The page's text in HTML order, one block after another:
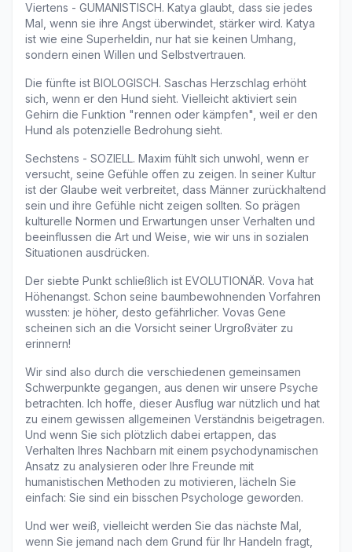
Viertens - GUMANISTISCH. Katya glaubt, dass sie jedes
Mal, wenn sie ihre Angst überwindet, stärker wird. Katya
ist wie eine Superheldin, nur hat sie keinen Umhang,
sondern einen Willen und Selbstvertrauen.
Die fünfte ist BIOLOGISCH. Saschas Herzschlag erhöht
sich, wenn er den Hund sieht. Vielleicht aktiviert sein
Gehirn die Funktion "rennen oder kämpfen", weil er den
Hund als potenzielle Bedrohung sieht.
Sechstens - SOZIELL. Maxim fühlt sich unwohl, wenn er
versucht, seine Gefühle offen zu zeigen. In seiner Kultur
ist der Glaube weit verbreitet, dass Männer zurückhaltend
sein und ihre Gefühle nicht zeigen sollten. So prägen
kulturelle Normen und Erwartungen unser Verhalten und
beeinflussen die Art und Weise, wie wir uns in sozialen
Situationen ausdrücken.
Der siebte Punkt schließlich ist EVOLUTIONÄR. Vova hat
Höhenangst. Schon seine baumbewohnenden Vorfahren
wussten: je höher, desto gefährlicher. Vovas Gene
scheinen sich an die Vorsicht seiner Urgroßväter zu
erinnern!
Wir sind also durch die verschiedenen gemeinsamen
Schwerpunkte gegangen, aus denen wir unsere Psyche
betrachten. Ich hoffe, dieser Ausflug war nützlich und hat
zu einem gewissen allgemeinen Verständnis beigetragen.
Und wenn Sie sich plötzlich dabei ertappen, das
Verhalten Ihres Nachbarn mit einem psychodynamischen
Ansatz zu analysieren oder Ihre Freunde mit
humanistischen Methoden zu motivieren, lächeln Sie
einfach: Sie sind ein bisschen Psychologe geworden.
Und wer weiß, vielleicht werden Sie das nächste Mal,
wenn Sie jemand nach dem Grund für Ihr Handeln fragt,